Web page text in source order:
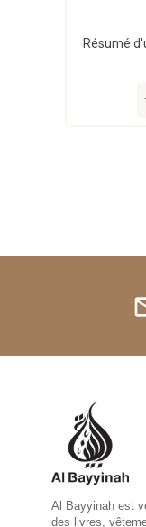
Al Bayyinah est
des livres,